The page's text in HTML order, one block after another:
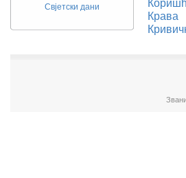
Свјетски дани
Крава